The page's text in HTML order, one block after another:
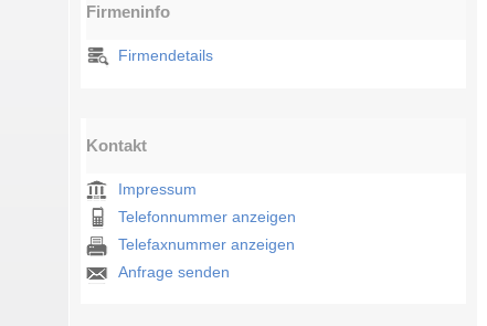
Firmeninfo
Firmendetails
Kontakt
Impressum
Telefonnummer anzeigen
Telefaxnummer anzeigen
Anfrage senden